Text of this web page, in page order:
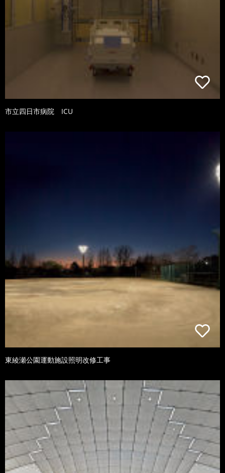
市立四日市病院 ICU
東綾瀬公園運動施設照明改修工事